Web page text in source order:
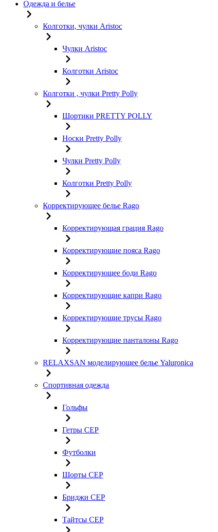
Одежда и белье
Колготки, чулки Aristoc
Чулки Aristoc
Колготки Aristoc
Колготки , чулки Pretty Polly
Шортики PRETTY POLLY
Носки Pretty Polly
Чулки Pretty Polly
Колготки Pretty Polly
Корректирующее белье Rago
Корректирующая грация Rago
Корректирующие пояса Rago
Корректирующее боди Rago
Корректирующие капри Rago
Корректирующие трусы Rago
Корректирующие панталоны Rago
RELAXSAN моделирующее белье Yaluroniсa
Спортивная одежда
Гольфы
Гетры CEP
Футболки
Шорты CEP
Бриджи CEP
Тайтсы CEP